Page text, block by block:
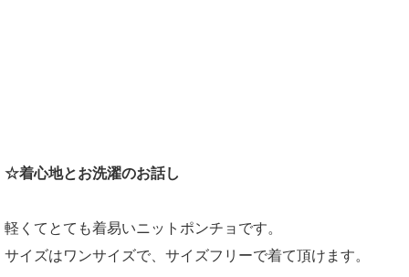
☆着心地とお洗濯のお話し
軽くてとても着易いニットポンチョです。
サイズはワンサイズで、サイズフリーで着て頂けます。